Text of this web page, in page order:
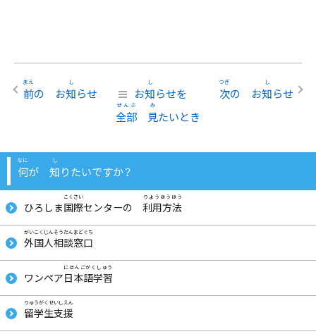
前の お知らせ お知らせを
全部
見たいとき
次の お知らせ
何が 知りたいですか？
ひろしま国際センターの 利用方法
外国人相談窓口
ワンペア日本語学習
留学生支援